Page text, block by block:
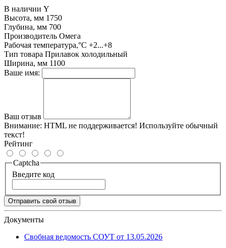
В наличии Y
Высота, мм 1750
Глубина, мм 700
Производитель Омега
Рабочая температура,°С +2...+8
Тип товара Прилавок холодильный
Ширина, мм 1100
Ваше имя:
Ваш отзыв
Внимание: HTML не поддерживается! Используйте обычный
текст!
Рейтинг
Captcha
Введите код
Отправить свой отзыв
Документы
Свобная ведомость СОУТ от 13.05.2026